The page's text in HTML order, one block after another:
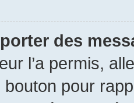
des
l’a permis,
pour